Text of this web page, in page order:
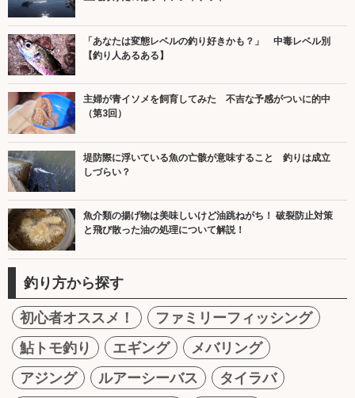
「あなたは変態レベルの釣り好きかも？」 中毒レベル別
【釣り人あるある】
主婦が青イソメを飼育してみた 不吉な予感がついに的中
（第3回）
堤防際に浮いている魚の亡骸が意味すること 釣りは成立
しづらい？
魚介類の揚げ物は美味しいけど油跳ねがち！ 破裂防止対策
と飛び散った油の処理について解説！
釣り方から探す
初心者オススメ！
ファミリーフィッシング
鮎トモ釣り
エギング
メバリング
アジング
ルアーシーバス
タイラバ